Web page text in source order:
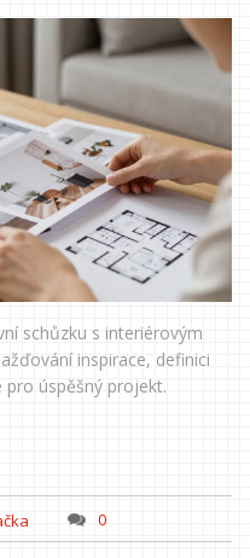
schůzku s interiérovým
inspirace, definici
úspěšný projekt.
0